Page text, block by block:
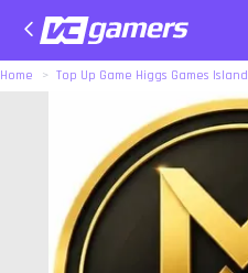
Home Top Up Game Higgs Games Island